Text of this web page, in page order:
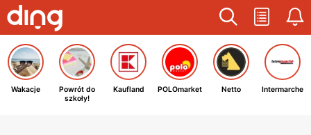
Wakacje
Powrót do
szkoły!
Kaufland POLOmarket Netto Intermarche